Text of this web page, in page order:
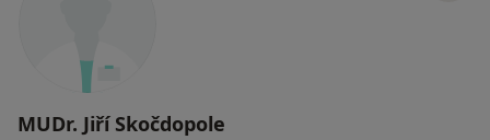
MUDr. Jiří Skočdopole